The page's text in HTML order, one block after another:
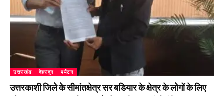
उत्तराखंड देहरादून पर्यटन
उत्तरकाशी जिले के सीमांतक्षेत्र सर बडियार के क्षेत्र के लोगों के लिए